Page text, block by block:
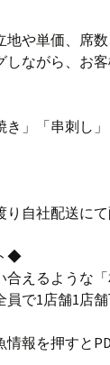
地や単価、席
しながら、お
き」「串刺し
り自社配送にて
◆
合えるような
員で1店舗1店
情報を押すと